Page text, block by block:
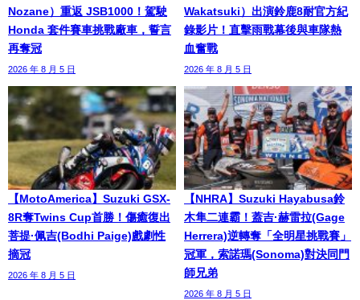
Nozane）重返 JSB1000！駕駛
Honda 套件賽車挑戰廠車，誓言
再奪冠
2026 年 8 月 5 日
Wakatsuki）出演鈴鹿8耐官方紀
錄影片！直擊雨戰幕後與車隊熱
血奮戰
2026 年 8 月 5 日
【MotoAmerica】Suzuki GSX-
8R奪Twins Cup首勝！傷癒復出
菩提·佩吉(Bodhi Paige)戲劇性
摘冠
2026 年 8 月 5 日
【NHRA】Suzuki Hayabusa鈴
木隼二連霸！蓋吉·赫雷拉(Gage
Herrera)逆轉奪「全明星挑戰賽」
冠軍，索諾瑪(Sonoma)對決同門
師兄弟
2026 年 8 月 5 日